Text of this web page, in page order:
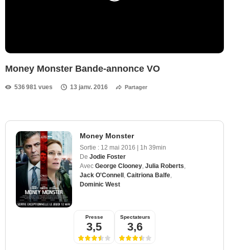
Money Monster Bande-annonce VO
536 981 vues 13 janv. 2016 Partager
Money Monster
Sortie : 12 mai 2016 | 1h 39min
De Jodie Foster
Avec George Clooney Julia Roberts
Jack O'Connell Caitriona Balfe
Dominic West
Presse
3,5
Spectateurs
3,6